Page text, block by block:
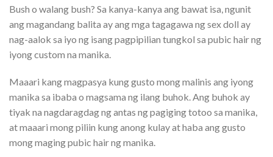
Bush o walang bush? Sa kanya-kanya ang bawat isa, ngunit
ang magandang balita ay ang mga tagagawa ng sex doll ay
nag-aalok sa iyo ng isang pagpipilian tungkol sa pubic hair ng
iyong custom na manika.
Maaari kang magpasya kung gusto mong malinis ang iyong
manika sa ibaba o magsama ng ilang buhok. Ang buhok ay
tiyak na nagdaragdag ng antas ng pagiging totoo sa manika,
at maaari mong piliin kung anong kulay at haba ang gusto
mong maging pubic hair ng manika.